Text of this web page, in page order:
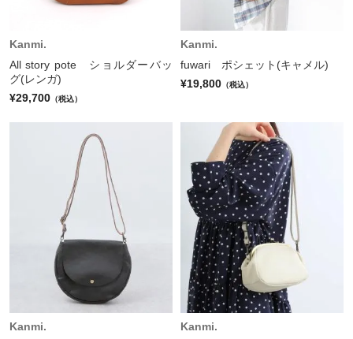
Kanmi.
All story pote ショルダーバッ
グ(レンガ)
¥29,700 （税込）
Kanmi.
fuwari ポシェット(キャメル)
¥19,800 （税込）
Kanmi.
Kanmi.